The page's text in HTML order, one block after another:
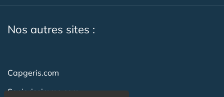
Nos autres sites :
Capgeris.com
Seniorissimmo.com